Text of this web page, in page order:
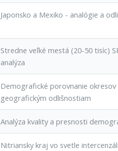
Japonsko a Mexiko - analógie a
Stredne veľké mestá (20-50 tisíc)
analýza
Demografické porovnanie
geografickým odlišnostiam
Analýza kvality a presnosti
Nitriansky kraj vo svetle